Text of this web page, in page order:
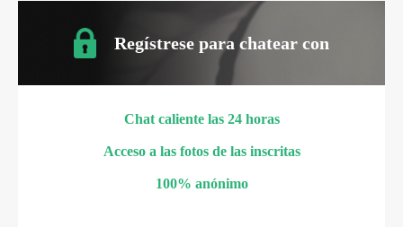
Regístrese para chatear con
Chat caliente las 24 horas
Acceso a las fotos de las inscritas
100% anónimo